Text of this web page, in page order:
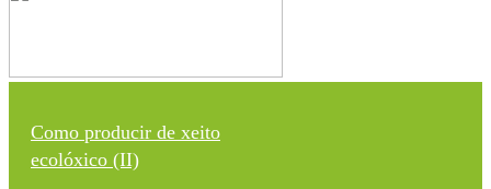
Como producir de xeito
ecolóxico (II)